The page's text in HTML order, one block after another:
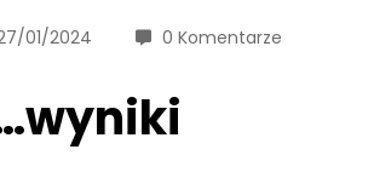
01/2024 0 Komentarze